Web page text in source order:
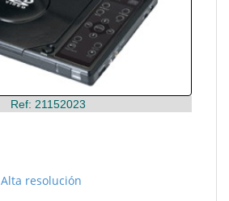
Ref: 21152023
Alta resolución